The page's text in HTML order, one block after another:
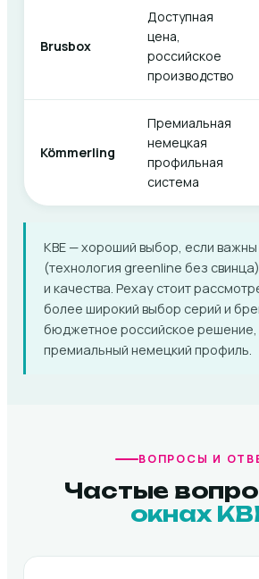
Brusbox
Доступная
цена,
российское
производство
Kömmerling
Премиальная
немецкая
профильная
система
KBE — хороший выбор, если важны
(технология greenline без
и качества. Рехау стоит
более широкий выбор серий и
бюджетное российское решение,
премиальный немецкий профиль.
ВОПРОСЫ И
Частые
окнах